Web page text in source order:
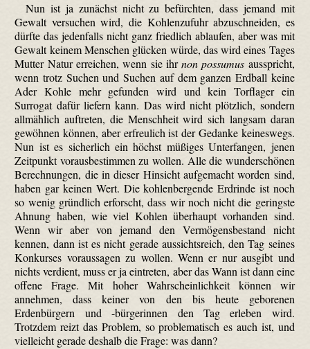
Nun ist ja zunächst nicht zu befürchten, dass jemand mit
Gewalt versuchen wird, die Kohlenzufuhr abzuschneiden, es
dürfte das jedenfalls nicht ganz friedlich ablaufen, aber was mit
Gewalt keinem Menschen glücken würde, das wird eines Tages
Mutter Natur erreichen, wenn sie ihrnon possumus ausspricht,
wenn trotz Suchen und Suchen auf dem ganzen Erdball keine
Ader Kohle mehr gefunden wird und kein Torflager ein
Surrogat dafür liefern kann. Das wird nicht plötzlich, sondern
allmählich auftreten, die Menschheit wird sich langsam daran
gewöhnen können, aber erfreulich ist der Gedanke keineswegs.
Nun ist es sicherlich ein höchst müßiges Unterfangen, jenen
Zeitpunkt vorausbestimmen zu wollen. Alle die wunderschönen
Berechnungen, die in dieser Hinsicht aufgemacht worden sind,
haben gar keinen Wert. Die kohlen­bergende Erdrinde ist noch
so wenig gründlich erforscht, dass wir noch nicht die geringste
Ahnung haben, wie viel Kohlen überhaupt vorhanden sind.
Wenn wir aber von jemand den Vermögensbestand nicht
kennen, dann ist es nicht gerade aussichtsreich, den Tag seines
Konkurses voraussagen zu wollen. Wenn er nur ausgibt und
nichts verdient, muss er ja eintreten, aber das Wann ist dann eine
offene Frage. Mit hoher Wahrscheinlichkeit können wir
annehmen, dass keiner von den bis heute geborenen
Erdenbürgern und -bürger­innen den Tag erleben wird.
Trotzdem reizt das Problem, so problematisch es auch ist, und
vielleicht gerade deshalb die Frage: was dann?